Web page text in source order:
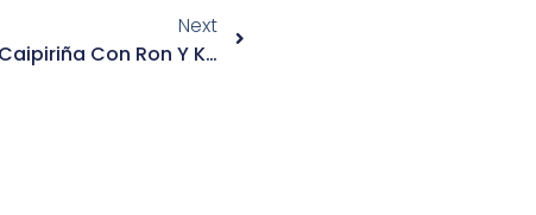
Next
Kiwirinha: Reinventando La Caipiriña Con Ron Y Kiwi Tropical